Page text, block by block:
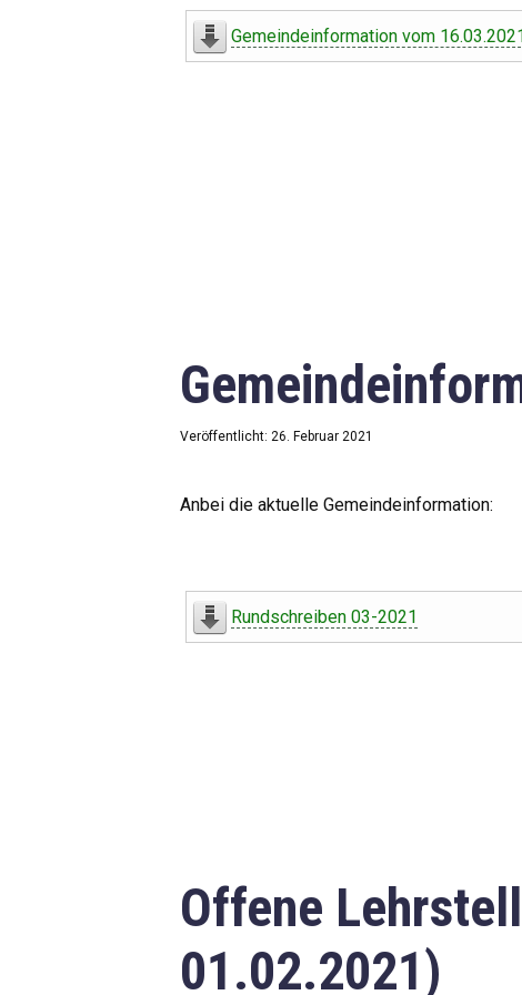
Offener Haushalt
Downloads
Impressum
Gemeindeinformation vom
Veröffentlicht: 26. Februar 2021
Anbei die aktuelle Gemeindeinformation:
Rundschreiben 03-2021
Offene
01.02.2021)